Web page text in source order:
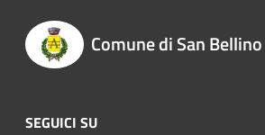
Comune di San Bellino
SEGUICI SU